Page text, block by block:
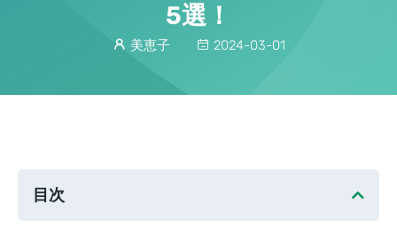
5選！
美恵子 2024-03-01
目次